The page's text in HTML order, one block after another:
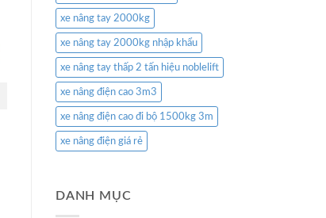
xe nâng tay 2000kg
xe nâng tay 2000kg nhập khẩu
xe nâng tay thấp 2 tấn hiệu noblelift
xe nâng điện cao 3m3
xe nâng điện cao đi bộ 1500kg 3m
xe nâng điện giá rẻ
DANH MỤC